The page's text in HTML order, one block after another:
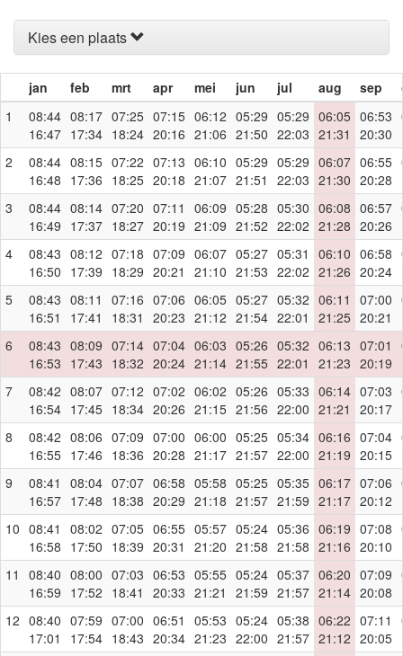
Kies een plaats
jan feb mrt apr mei jun jul aug sep
1
08:44
16:47
08:17
17:34
07:25
18:24
07:15
20:16
06:12
21:06
05:29
21:50
05:29
22:03
06:05
21:31
06:53
20:30
2
08:44
16:48
08:15
17:36
07:22
18:25
07:13
20:18
06:10
21:07
05:29
21:51
05:29
22:03
06:07
21:30
06:55
20:28
3
08:44
16:49
08:14
17:37
07:20
18:27
07:11
20:19
06:09
21:09
05:28
21:52
05:30
22:02
06:08
21:28
06:57
20:26
4
08:43
16:50
08:12
17:39
07:18
18:29
07:09
20:21
06:07
21:10
05:27
21:53
05:31
22:02
06:10
21:26
06:58
20:24
5
08:43
16:51
08:11
17:41
07:16
18:31
07:06
20:23
06:05
21:12
05:27
21:54
05:32
22:01
06:11
21:25
07:00
20:21
6
08:43
16:53
08:09
17:43
07:14
18:32
07:04
20:24
06:03
21:14
05:26
21:55
05:32
22:01
06:13
21:23
07:01
20:19
7
08:42
16:54
08:07
17:45
07:12
18:34
07:02
20:26
06:02
21:15
05:26
21:56
05:33
22:00
06:14
21:21
07:03
20:17
8
08:42
16:55
08:06
17:46
07:09
18:36
07:00
20:28
06:00
21:17
05:25
21:57
05:34
22:00
06:16
21:19
07:04
20:15
9
08:41
16:57
08:04
17:48
07:07
18:38
06:58
20:29
05:58
21:18
05:25
21:57
05:35
21:59
06:17
21:17
07:06
20:12
10 08:41
16:58
08:02
17:50
07:05
18:39
06:55
20:31
05:57
21:20
05:24
21:58
05:36
21:58
06:19
21:16
07:08
20:10
11
08:40
16:59
08:00
17:52
07:03
18:41
06:53
20:33
05:55
21:21
05:24
21:59
05:37
21:57
06:20
21:14
07:09
20:08
12 08:40
17:01
07:59
17:54
07:00
18:43
06:51
20:34
05:53
21:23
05:24
22:00
05:38
21:57
06:22
21:12
07:11
20:05